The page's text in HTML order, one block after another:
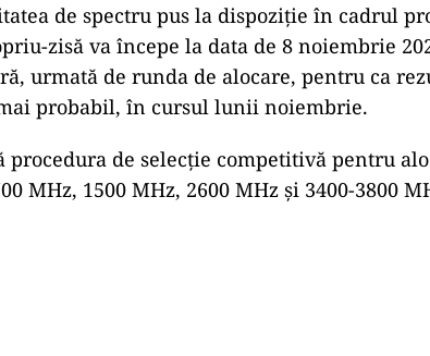
de spectru pus la dispoziție în cadrul
zisă va începe la data de 8 noiembrie
urmată de runda de alocare, pentru ca
probabil, în cursul lunii noiembrie.
procedura de selecție competitivă pentru
MHz, 1500 MHz, 2600 MHz și 3400-3800